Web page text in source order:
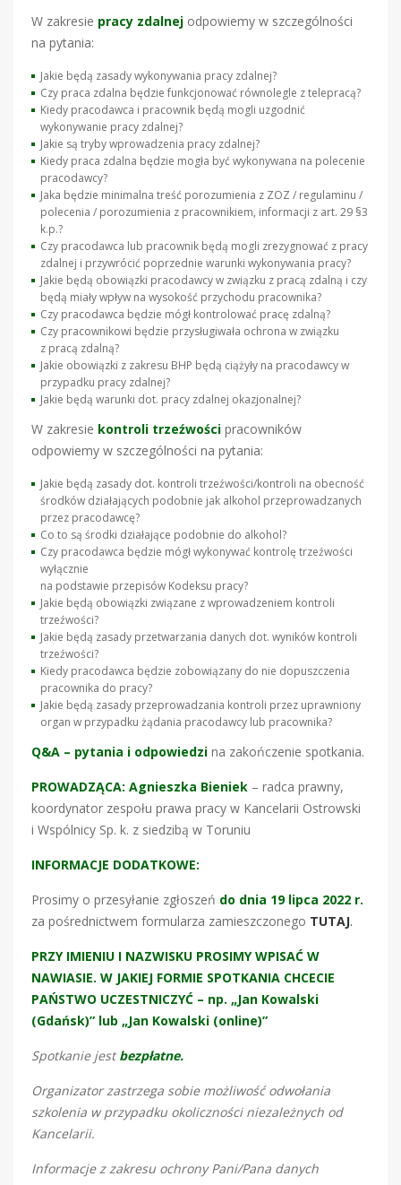
W zakresie pracy zdalnej odpowiemy w szczególności
na pytania:
Jakie będą zasady wykonywania pracy zdalnej?
Czy praca zdalna będzie funkcjonować równolegle z telepracą?
Kiedy pracodawca i pracownik będą mogli uzgodnić
wykonywanie pracy zdalnej?
Jakie są tryby wprowadzenia pracy zdalnej?
Kiedy praca zdalna będzie mogła być wykonywana na polecenie
pracodawcy?
Jaka będzie minimalna treść porozumienia z ZOZ / regulaminu /
polecenia / porozumienia z pracownikiem, informacji z art. 29 §3
k.p.?
Czy pracodawca lub pracownik będą mogli zrezygnować z pracy
zdalnej i przywrócić poprzednie warunki wykonywania pracy?
Jakie będą obowiązki pracodawcy w związku z pracą zdalną i czy
będą miały wpływ na wysokość przychodu pracownika?
Czy pracodawca będzie mógł kontrolować pracę zdalną?
Czy pracownikowi będzie przysługiwała ochrona w związku
z pracą zdalną?
Jakie obowiązki z zakresu BHP będą ciążyły na pracodawcy w
przypadku pracy zdalnej?
Jakie będą warunki dot. pracy zdalnej okazjonalnej?
W zakresie kontroli trzeźwości pracowników
odpowiemy w szczególności na pytania:
Jakie będą zasady dot. kontroli trzeźwości/kontroli na obecność
środków działających podobnie jak alkohol przeprowadzanych
przez pracodawcę?
Co to są środki działające podobnie do alkohol?
Czy pracodawca będzie mógł wykonywać kontrolę trzeźwości
wyłącznie
na podstawie przepisów Kodeksu pracy?
Jakie będą obowiązki związane z wprowadzeniem kontroli
trzeźwości?
Jakie będą zasady przetwarzania danych dot. wyników kontroli
trzeźwości?
Kiedy pracodawca będzie zobowiązany do nie dopuszczenia
pracownika do pracy?
Jakie będą zasady przeprowadzania kontroli przez uprawniony
organ w przypadku żądania pracodawcy lub pracownika?
Q&A – pytania i odpowiedzi na zakończenie spotkania.
PROWADZĄCA: Agnieszka Bieniek – radca prawny,
koordynator zespołu prawa pracy w Kancelarii Ostrowski
i Wspólnicy Sp. k. z siedzibą w Toruniu
INFORMACJE DODATKOWE:
Prosimy o przesyłanie zgłoszeń do dnia 19 lipca 2022 r.
za pośrednictwem formularza zamieszczonego TUTAJ.
PRZY IMIENIU I NAZWISKU PROSIMY WPISAĆ W
NAWIASIE. W JAKIEJ FORMIE SPOTKANIA CHCECIE
PAŃSTWO UCZESTNICZYĆ – np. „Jan Kowalski
(Gdańsk)” lub „Jan Kowalski (online)”
Spotkanie jestbezpłatne.
Organizator zastrzega sobie możliwość odwołania
szkolenia w przypadku okoliczności niezależnych od
Kancelarii.
Informacje z zakresu ochrony Pani/Pana danych